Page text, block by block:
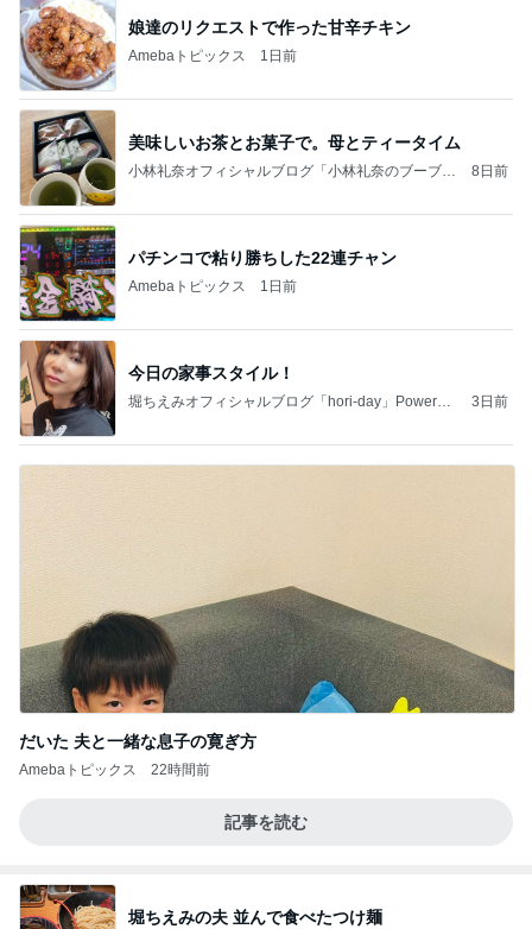
娘達のリクエストで作った甘辛チキン
Amebaトピックス 1日前
美味しいお茶とお菓子で。母とティータイム
小林礼奈オフィシャルブログ「小林礼奈のブーブー
8日前
パチンコで粘り勝ちした22連チャン
Amebaトピックス 1日前
今日の家事スタイル！
堀ちえみオフィシャルブログ「hori-day」Powered
3日前
だいた 夫と一緒な息子の寛ぎ方
Amebaトピックス 22時間前
記事を読む
堀ちえみの夫 並んで食べたつけ麺